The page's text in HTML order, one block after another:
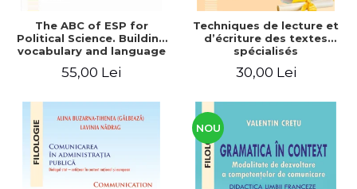
The ABC of ESP for
Political Science. Building
vocabulary and language
55,00 Lei
Techniques de lecture et
d’écriture des textes
spécialisés
30,00 Lei
NOU